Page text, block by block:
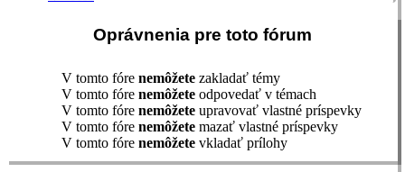
Oprávnenia pre toto fórum
V tomto fóre nemôžete zakladať témy
V tomto fóre nemôžete odpovedať v témach
V tomto fóre nemôžete upravovať vlastné príspevky
V tomto fóre nemôžete mazať vlastné príspevky
V tomto fóre nemôžete vkladať prílohy